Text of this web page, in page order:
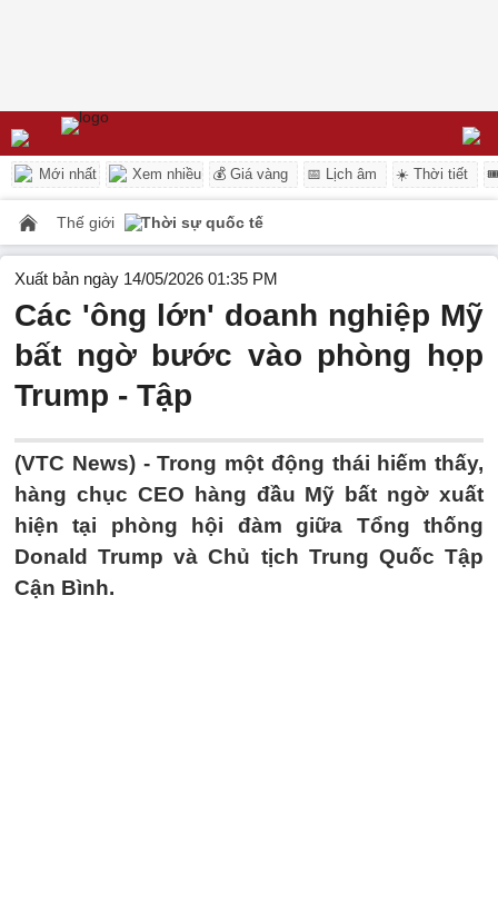
Mới nhất Xem nhiều 💰 Giá vàng 📅 Lịch âm ☀️ Thời tiết
Thế giới Thời sự quốc tế
Xuất bản ngày 14/05/2026 01:35 PM
Các 'ông lớn' doanh nghiệp Mỹ
bất ngờ bước vào phòng họp
Trump - Tập
(VTC News) -Trong một động thái hiếm thấy,
hàng chục CEO hàng đầu Mỹ bất ngờ xuất
hiện tại phòng hội đàm giữa Tổng thống
Donald Trump và Chủ tịch Trung Quốc Tập
Cận Bình.